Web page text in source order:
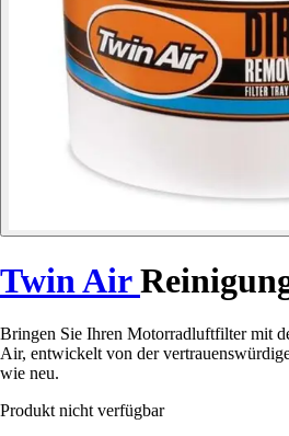
Twin Air
Bringen Sie Ihren Motorradluftfilter mit
Air, entwickelt von der
wie neu.
Produkt nicht verfügbar